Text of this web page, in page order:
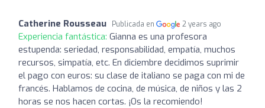
Catherine Rousseau Publicada en 2 years ago
Experiencia fantástica: Gianna es una profesora
estupenda: seriedad, responsabilidad, empatía, muchos
recursos, simpatía, etc. En diciembre decidimos suprimir
el pago con euros: su clase de italiano se paga con mi de
francés. Hablamos de cocina, de música, de niños y las 2
horas se nos hacen cortas. ¡Os la recomiendo!